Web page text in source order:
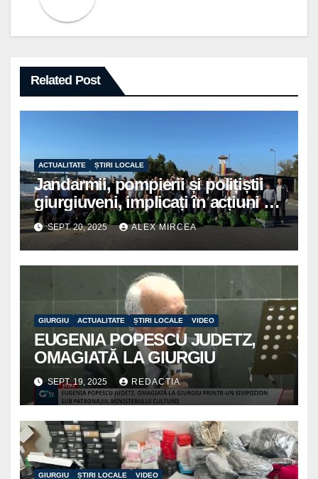
Related Post
ACTUALITATE ȘTIRI LOCALE
Jandarmii, pompierii și polițiștii
giurgiuveni, implicați în acțiuni de
voluntariat pentru un oraș mai
curat
SEPT. 20, 2025 ALEX MIRCEA
GIURGIU ACTUALITATE ȘTIRI LOCALE VIDEO
EUGENIA POPESCU JUDETZ,
OMAGIATĂ LA GIURGIU
SEPT. 19, 2025 REDACTIA
GIURGIU ȘTIRI LOCALE VIDEO